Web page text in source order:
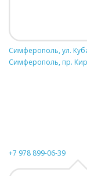
Симферополь, ул.
Симферополь, пр.
+7 978 899-06-39